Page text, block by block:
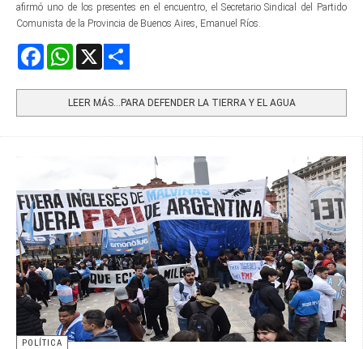
afirmó uno de los presentes en el encuentro, el Secretario Sindical del Partido
Comunista de la Provincia de Buenos Aires, Emanuel Ríos.
FacebookWhatsApp
LEER MÁS…PARA DEFENDER LA TIERRA Y EL AGUA
POLÍTICA